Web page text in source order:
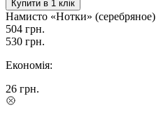
Купити в 1 клік
Намисто «Нотки» (серебряное)
504 грн.
530 грн.
Економія:
26 грн.